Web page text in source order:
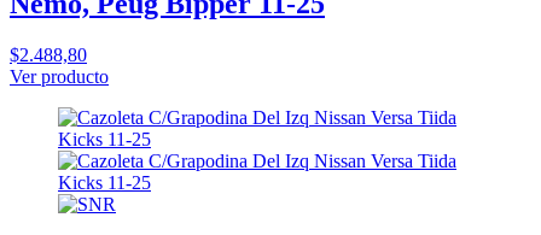
$2.488,80
Ver producto